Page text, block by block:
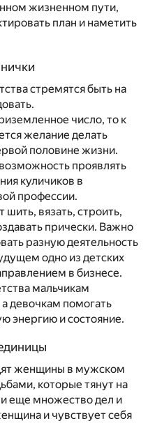
жизненном пути,
план и наметить
стремятся быть на
число, то к
желание делать
половине жизни.
проявлять
куличиков в
профессии.
вязать, строить,
прически. Важно
разную деятельность
одно из детских
в бизнесе.
мальчикам
девочкам помогать
энергию и состояние.
женщины в мужском
которые тянут на
еще множество дел и
и чувствует себя